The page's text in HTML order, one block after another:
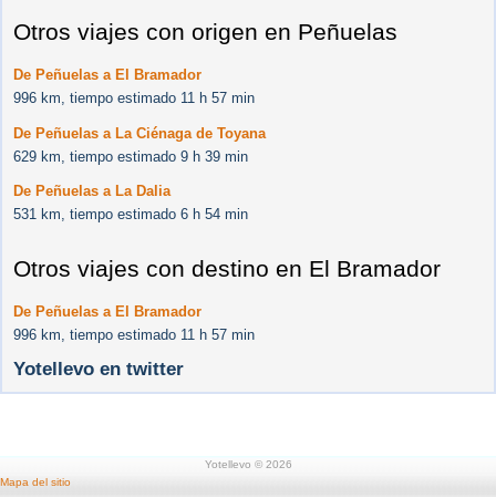
Otros viajes con origen en Peñuelas
De Peñuelas a El Bramador
996 km, tiempo estimado 11 h 57 min
De Peñuelas a La Ciénaga de Toyana
629 km, tiempo estimado 9 h 39 min
De Peñuelas a La Dalia
531 km, tiempo estimado 6 h 54 min
Otros viajes con destino en El Bramador
De Peñuelas a El Bramador
996 km, tiempo estimado 11 h 57 min
Yotellevo en twitter
Yotellevo © 2026
Mapa del sitio